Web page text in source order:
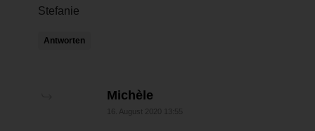
Stefanie
Antworten
Michèle
16. August 2020 13:55